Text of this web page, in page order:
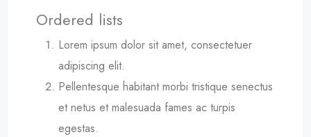
Ordered lists
Lorem ipsum dolor sit amet, consectetuer
adipiscing elit.
Pellentesque habitant morbi tristique senectus
et netus et malesuada fames ac turpis
egestas.